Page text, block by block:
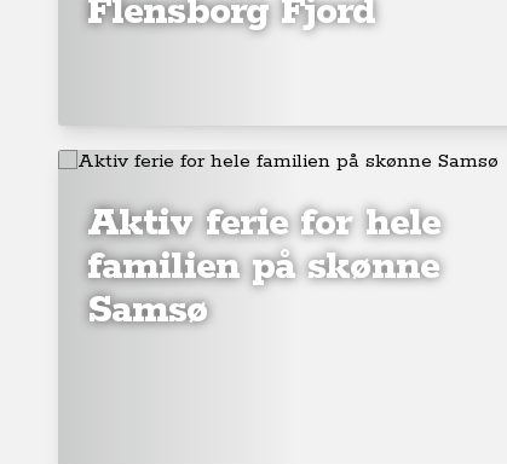
Flensborg Fjord
Aktiv ferie for hele
familien på skønne
Samsø